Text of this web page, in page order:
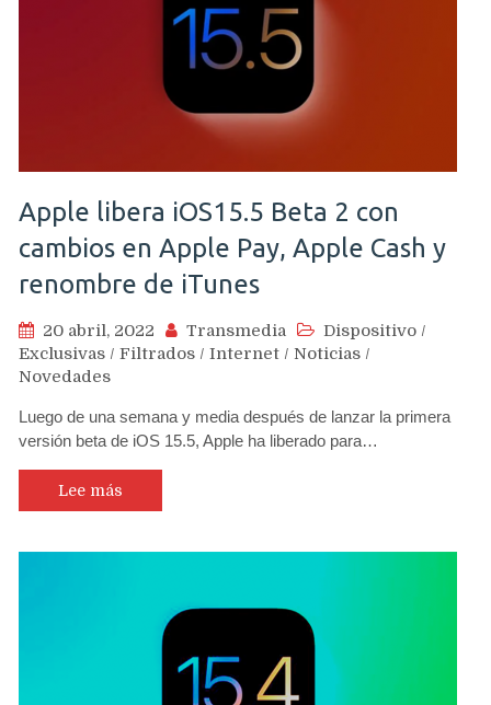
Apple libera iOS15.5 Beta 2 con
cambios en Apple Pay, Apple Cash y
renombre de iTunes
20 abril, 2022 Transmedia Dispositivo /
Exclusivas / Filtrados / Internet / Noticias /
Novedades
Luego de una semana y media después de lanzar la primera
versión beta de iOS 15.5, Apple ha liberado para…
Lee más